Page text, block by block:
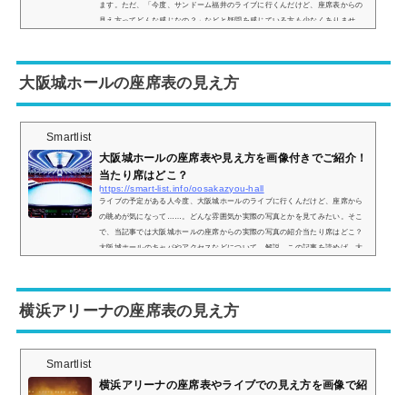
ます。ただ、「今度、サンドーム福井のライブに行くんだけど、座席表からの
見え方ってどんな感じなの？」などと疑問を感じている方も少なくありませ
キャパは？サンドーム福井の座席表の画像は以下の通りです。【スタンド席の
座席表】...
大阪城ホールの座席表の見え方
Smartlist
大阪城ホールの座席表や見え方を画像付きでご紹介！
当たり席はどこ？
https://smart-list.info/oosakazyou-hall
ライブの予定がある人今度、大阪城ホールのライブに行くんだけど、座席から
の眺めが気になって……。どんな雰囲気か実際の写真とかを見てみたい。そこ
で、当記事では大阪城ホールの座席からの実際の写真の紹介当たり席はどこ？
大阪城ホールのキャパやアクセスなどについて、解説。この記事を読めば、大
パは？まず、大阪城ホールはステージパターンAステージパターンBステージ
パ...
横浜アリーナの座席表の見え方
Smartlist
横浜アリーナの座席表やライブでの見え方を画像で紹